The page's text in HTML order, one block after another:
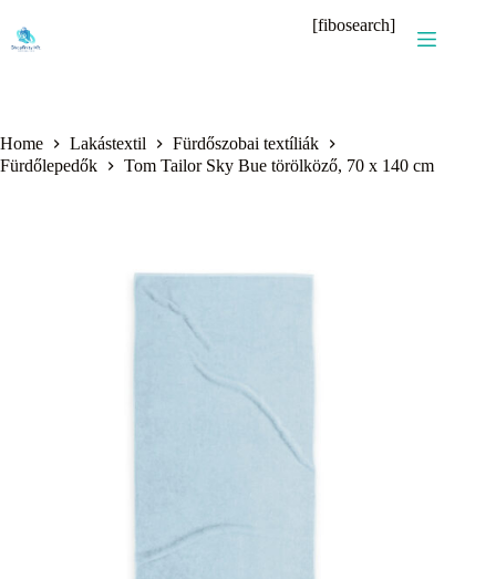
content
[fibosearch]
Home Lakástextil
Fürdőszobai textíliák
Fürdőlepedők
Tom Tailor Sky Bue törölköző, 70 x 140 cm